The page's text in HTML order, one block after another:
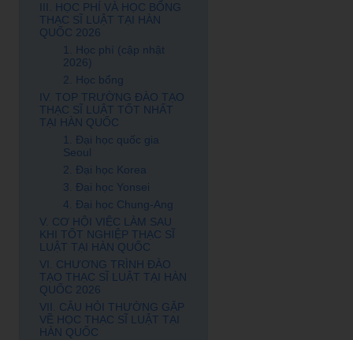
III. HỌC PHÍ VÀ HỌC BỔNG
THẠC SĨ LUẬT TẠI HÀN
QUỐC 2026
1. Học phí (cập nhật
2026)
2. Học bổng
IV. TOP TRƯỜNG ĐÀO TẠO
THẠC SĨ LUẬT TỐT NHẤT
TẠI HÀN QUỐC
1. Đại học quốc gia
Seoul
2. Đại học Korea
3. Đại học Yonsei
4. Đại học Chung-Ang
V. CƠ HỘI VIỆC LÀM SAU
KHI TỐT NGHIỆP THẠC SĨ
LUẬT TẠI HÀN QUỐC
VI. CHƯƠNG TRÌNH ĐÀO
TẠO THẠC SĨ LUẬT TẠI HÀN
QUỐC 2026
VII. CÂU HỎI THƯỜNG GẶP
VỀ HỌC THẠC SĨ LUẬT TẠI
HÀN QUỐC